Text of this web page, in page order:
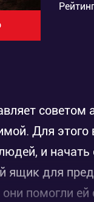
Для
и
ящик для
помогли